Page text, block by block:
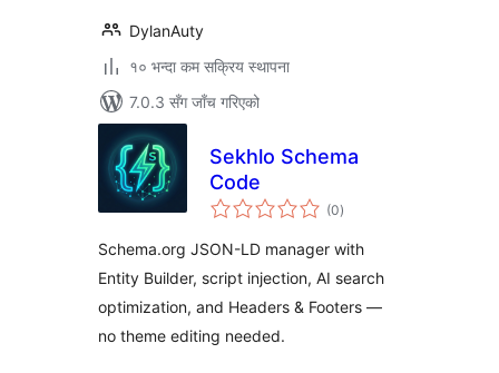
DylanAuty
१० भन्दा कम सक्रिय स्थापना
7.0.3 सँग जाँच गरिएको
Sekhlo Schema
Code
(0कुल
रेटिङ्गहरू
)
Schema.org JSON-LD manager with
Entity Builder, script injection, AI search
optimization, and Headers & Footers —
no theme editing needed.